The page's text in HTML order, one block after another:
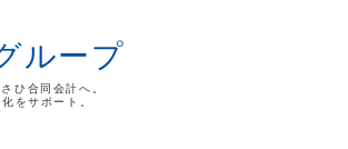
ループ
ひ合同会計へ。
をサポート。